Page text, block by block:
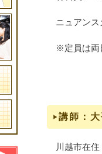
ニュアン
※定員は両
講師：
川越市在住